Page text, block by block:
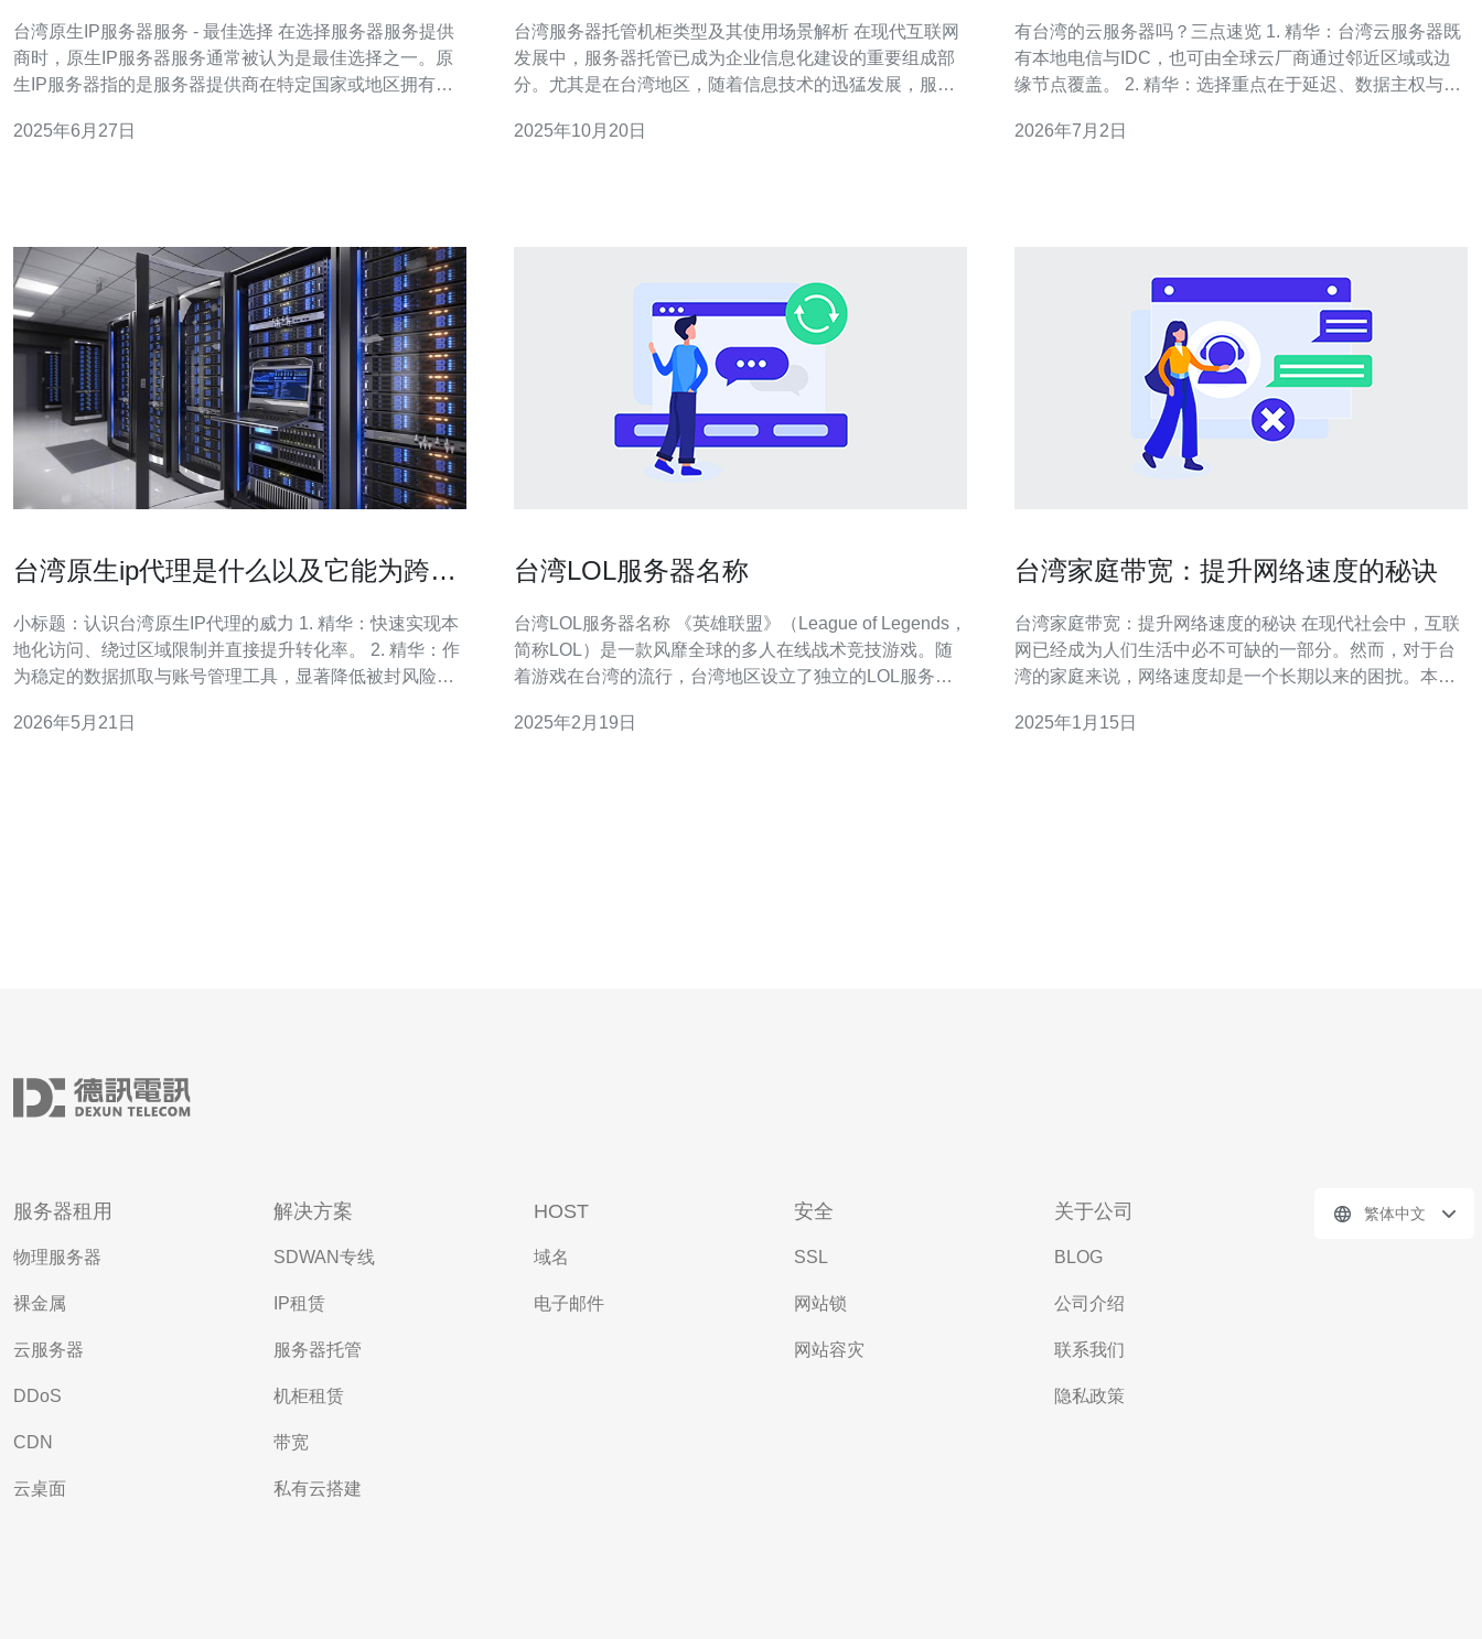
台湾原生IP服务器服务 - 最佳选择 在选择服务器服务提供
商时，原生IP服务器服务通常被认为是最佳选择之一。原
生IP服务器指的是服务器提供商在特定国家或地区拥有自
有业务需求的企业或个人来说，选择台湾原生IP服务器服
2025年6月27日
台湾服务器托管机柜类型及其使用场景解析 在现代互联网
发展中，服务器托管已成为企业信息化建设的重要组成部
分。尤其是在台湾地区，随着信息技术的迅猛发展，服务
柜的类型及其使用场景，为您选择合适的托管方案提供指
2025年10月20日
有台湾的云服务器吗？三点速览 1. 精华：台湾云服务器既
有本地电信与IDC，也可由全球云厂商通过邻近区域或边
缘节点覆盖。 2. 精华：选择重点在于延迟、数据主权与合
公开资料，深度剖析百度排名靠前厂商的优劣，给出实战
2026年7月2日
台湾原生ip代理是什么以及它能为跨境
小标题：认识台湾原生IP代理的威力 1. 精华：快速实现本
地化访问、绕过区域限制并直接提升转化率。 2. 精华：作
为稳定的数据抓取与账号管理工具，显著降低被封风险。
机。 什么是台湾原生IP代理？简单来说，它是指由台湾本
2026年5月21日
台湾LOL服务器名称
台湾LOL服务器名称 《英雄联盟》（League of Legends，
简称LOL）是一款风靡全球的多人在线战术竞技游戏。随
着游戏在台湾的流行，台湾地区设立了独立的LOL服务
LOL服务器的名称。 台湾地区的LOL服务器被称为
2025年2月19日
台湾家庭带宽：提升网络速度的秘诀
台湾家庭带宽：提升网络速度的秘诀 在现代社会中，互联
网已经成为人们生活中必不可缺的一部分。然而，对于台
湾的家庭来说，网络速度却是一个长期以来的困扰。本文
速稳定的网络连接。 首先，选择一家可靠的高速宽带服务
2025年1月15日
服务器租用
物理服务器
裸金属
云服务器
DDoS
CDN
云桌面
解决方案
SDWAN专线
IP租赁
服务器托管
机柜租赁
带宽
私有云搭建
HOST
域名
电子邮件
安全
SSL
网站锁
网站容灾
关于公司
BLOG
公司介绍
联系我们
隐私政策
繁体中文